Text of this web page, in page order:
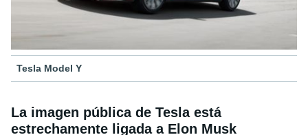
Tesla Model Y
La imagen pública de Tesla está
estrechamente ligada a Elon Musk